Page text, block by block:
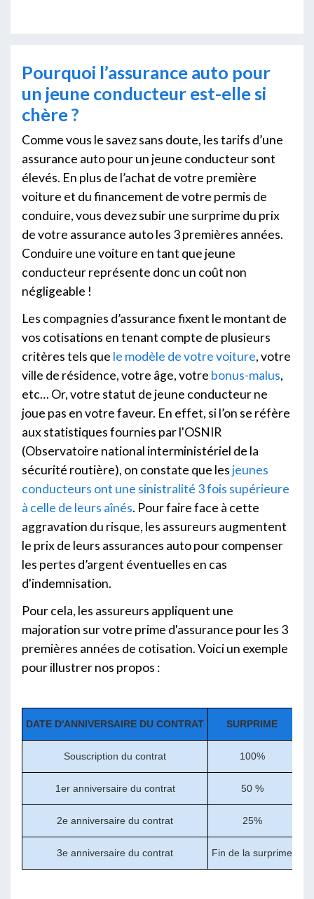
Pourquoi l’assurance auto pour
un jeune conducteur est-elle si
chère ?
Comme vous le savez sans doute, les tarifs d’une
assurance auto pour un jeune conducteur sont
élevés. En plus de l’achat de votre première
voiture et du financement de votre permis de
conduire, vous devez subir une surprime du prix
de votre assurance auto les 3 premières années.
Conduire une voiture en tant que jeune
conducteur représente donc un coût non
négligeable !
Les compagnies d’assurance fixent le montant de
vos cotisations en tenant compte de plusieurs
critères tels que le modèle de votre voiture, votre
ville de résidence, votre âge, votre bonus-malus,
etc… Or, votre statut de jeune conducteur ne
joue pas en votre faveur. En effet, si l’on se réfère
aux statistiques fournies par l'OSNIR
(Observatoire national interministériel de la
sécurité routière), on constate que les jeunes
conducteurs ont une sinistralité 3 fois supérieure
à celle de leurs aînés. Pour faire face à cette
aggravation du risque, les assureurs augmentent
le prix de leurs assurances auto pour compenser
les pertes d’argent éventuelles en cas
d'indemnisation.
Pour cela, les assureurs appliquent une
majoration sur votre prime d'assurance pour les 3
premières années de cotisation. Voici un exemple
pour illustrer nos propos :
DATE D'ANNIVERSAIRE DU CONTRAT SURPRIME
Souscription du contrat 100%
1er anniversaire du contrat 50 %
2e anniversaire du contrat 25%
3e anniversaire du contrat Fin de la surprime